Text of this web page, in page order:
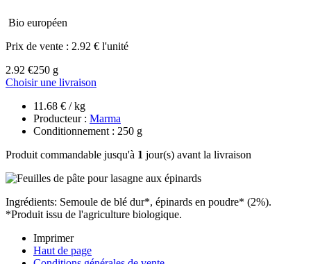
Bio européen
Prix de vente : 2.92 € l'unité
2.92 €250 g
Choisir une livraison
11.68 € / kg
Producteur : Marma
Conditionnement : 250 g
Produit commandable jusqu'à 1 jour(s) avant la livraison
Ingrédients: Semoule de blé dur*, épinards en poudre* (2%).
*Produit issu de l'agriculture biologique.
Imprimer
Haut de page